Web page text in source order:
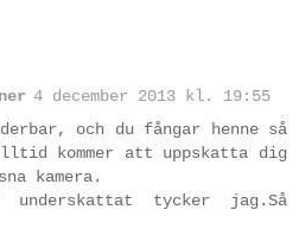
4 december 2013 kl. 19:55
och du fångar henne så
kommer att uppskatta dig
kamera.
underskattat tycker jag.Så